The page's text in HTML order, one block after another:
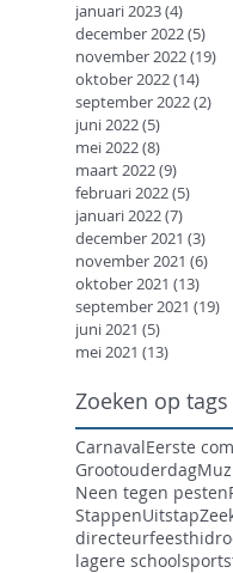
januari 2023(4)
december 2022(5)
november 2022(19)
oktober 2022(14)
september 2022(2)
juni 2022(5)
mei 2022(8)
maart 2022(9)
februari 2022(5)
januari 2022(7)
december 2021 (3)
november 2021 (6)
oktober 2021 (13)
september 2021 (19)
juni 2021 (5)
mei 2021 (13)
Zoeken op tags
CarnavalEerste
Grootouderdag
Neen tegen pesten
StappenUitstap
directeurfeest
lagere schoolsport